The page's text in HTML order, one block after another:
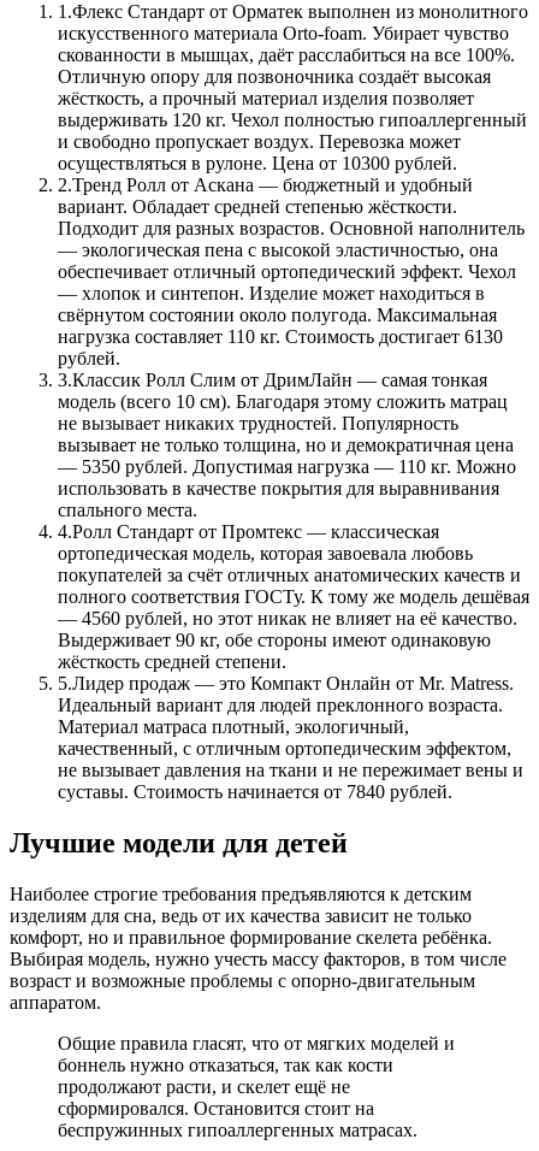
1.Флекс Стандарт от Орматек выполнен из монолитного
искусственного материала Orto-foam. Убирает чувство
скованности в мышцах, даёт расслабиться на все 100%.
Отличную опору для позвоночника создаёт высокая
жёсткость, а прочный материал изделия позволяет
выдерживать 120 кг. Чехол полностью гипоаллергенный
и свободно пропускает воздух. Перевозка может
осуществляться в рулоне. Цена от 10300 рублей.
2.Тренд Ролл от Аскана — бюджетный и удобный
вариант. Обладает средней степенью жёсткости.
Подходит для разных возрастов. Основной наполнитель
— экологическая пена с высокой эластичностью, она
обеспечивает отличный ортопедический эффект. Чехол
— хлопок и синтепон. Изделие может находиться в
свёрнутом состоянии около полугода. Максимальная
нагрузка составляет 110 кг. Стоимость достигает 6130
рублей.
3.Классик Ролл Слим от ДримЛайн — самая тонкая
модель (всего 10 см). Благодаря этому сложить матрац
не вызывает никаких трудностей. Популярность
вызывает не только толщина, но и демократичная цена
— 5350 рублей. Допустимая нагрузка — 110 кг. Можно
использовать в качестве покрытия для выравнивания
спального места.
4.Ролл Стандарт от Промтекс — классическая
ортопедическая модель, которая завоевала любовь
покупателей за счёт отличных анатомических качеств и
полного соответствия ГОСТу. К тому же модель дешёвая
— 4560 рублей, но этот никак не влияет на её качество.
Выдерживает 90 кг, обе стороны имеют одинаковую
жёсткость средней степени.
5.Лидер продаж — это Компакт Онлайн от Mr. Matress.
Идеальный вариант для людей преклонного возраста.
Материал матраса плотный, экологичный,
качественный, с отличным ортопедическим эффектом,
не вызывает давления на ткани и не пережимает вены и
суставы. Стоимость начинается от 7840 рублей.
Лучшие модели для детей
Наиболее строгие требования предъявляются к детским
изделиям для сна, ведь от их качества зависит не только
комфорт, но и правильное формирование скелета ребёнка.
Выбирая модель, нужно учесть массу факторов, в том числе
возраст и возможные проблемы с опорно-двигательным
аппаратом.
Общие правила гласят, что от мягких моделей и
боннель нужно отказаться, так как кости
продолжают расти, и скелет ещё не
сформировался. Остановится стоит на
беспружинных гипоаллергенных матрасах.